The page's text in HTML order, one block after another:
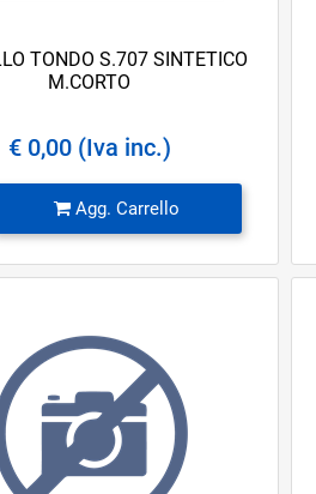
TONDO S.707 SINTETICO
M.CORTO
€ 0,00 (Iva inc.)
Agg. Carrello